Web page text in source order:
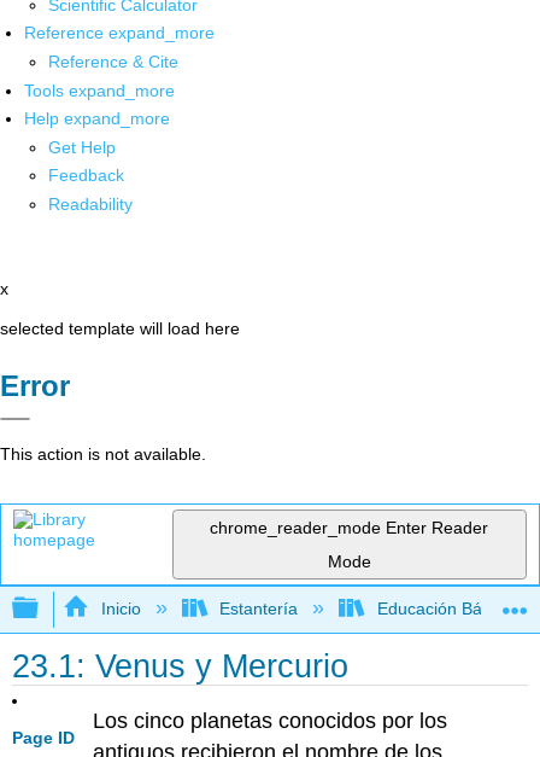
Scientific Calculator
Reference expand_more
Reference & Cite
Tools expand_more
Help expand_more
Get Help
Feedback
Readability
x
selected template will load here
Error
This action is not available.
chrome_reader_mode Enter Reader
Mode
Expandir/contraer jerarquía global
Inicio Estantería Educación Básica
23.1: Venus y Mercurio
Page ID
Los cinco planetas conocidos por los